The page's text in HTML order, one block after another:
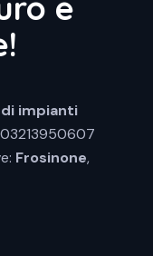
impianti
Frosinone,